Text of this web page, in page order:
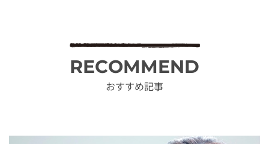
RECOMMEND
おすすめ記事